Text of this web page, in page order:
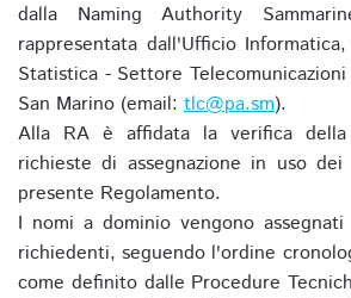
dalla Naming Authority
rappresentata dall'Ufficio
Statistica - Settore
San Marino (email: tlc@pa.sm).
Alla RA è affidata la verifica della
richieste di assegnazione in uso
presente Regolamento.
I nomi a dominio vengono
richiedenti, seguendo l'ordine
come definito dalle Procedure